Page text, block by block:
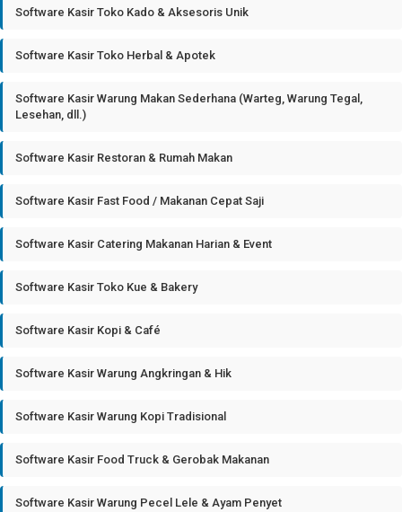
Software Kasir Toko Kado & Aksesoris Unik
Software Kasir Toko Herbal & Apotek
Software Kasir Warung Makan Sederhana (Warteg, Warung Tegal,
Lesehan, dll.)
Software Kasir Restoran & Rumah Makan
Software Kasir Fast Food / Makanan Cepat Saji
Software Kasir Catering Makanan Harian & Event
Software Kasir Toko Kue & Bakery
Software Kasir Kopi & Café
Software Kasir Warung Angkringan & Hik
Software Kasir Warung Kopi Tradisional
Software Kasir Food Truck & Gerobak Makanan
Software Kasir Warung Pecel Lele & Ayam Penyet